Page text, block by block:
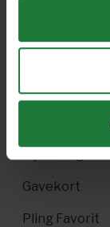
Forrige
Gavekort
Pling Favorit